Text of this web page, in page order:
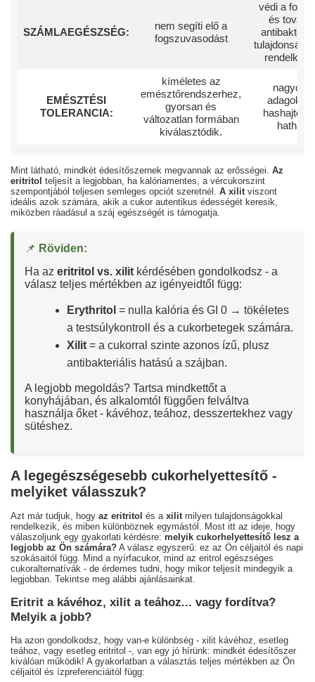
SZÁMLAEGÉSZSÉG:
nem segíti elő a
fogszuvasodást
védi a
és további
EMÉSZTÉSI
TOLERANCIA:
kíméletes az
emésztőrendszerhez,
gyorsan és
változatlan formában
kiválasztódik.
nagyobb
hathat.
Mint látható, mindkét édesítőszernek megvannak az erősségei. Az
eritritol teljesít a legjobban, ha kalóriamentes, a vércukorszint
szempontjából teljesen semleges opciót szeretnél. A xilit viszont
ideális azok számára, akik a cukor autentikus édességét keresik,
miközben ráadásul a száj egészségét is támogatja.
📌 Röviden:
Ha az eritritol vs. xilit kérdésében gondolkodsz - a
válasz teljes mértékben az igényeidtől függ:
Erythritol = nulla kalória és GI 0 → tökéletes
a testsúlykontroll és a cukorbetegek számára.
Xilit = a cukorral szinte azonos ízű, plusz
antibakteriális hatású a szájban.
A legjobb megoldás? Tartsa mindkettőt a
konyhájában, és alkalomtól függően felváltva
használja őket - kávéhoz, teához, desszertekhez vagy
sütéshez.
A legegészségesebb cukorhelyettesítő -
melyiket válasszuk?
Azt már tudjuk, hogy az eritritol és a xilit milyen tulajdonságokkal
rendelkezik, és miben különböznek egymástól. Most itt az ideje, hogy
válaszoljunk egy gyakorlati kérdésre: melyik cukorhelyettesítő lesz a
legjobb az Ön számára? A válasz egyszerű: ez az Ön céljaitól és napi
szokásaitól függ. Mind a nyírfacukor, mind az eritrol egészséges
cukoralternatívák - de érdemes tudni, hogy mikor teljesít mindegyik a
legjobban. Tekintse meg alábbi ajánlásainkat.
Eritrit a kávéhoz, xilit a teához... vagy fordítva?
Melyik a jobb?
Ha azon gondolkodsz, hogy van-e különbség - xilit kávéhoz, esetleg
teához, vagy esetleg eritritol -, van egy jó hírünk: mindkét édesítőszer
kiválóan működik! A gyakorlatban a választás teljes mértékben az Ön
céljaitól és ízpreferenciáitól függ: